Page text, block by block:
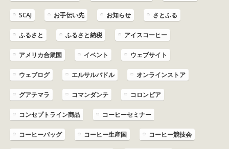
SCAJ お手伝い先 お知らせ さとふる
ふるさと ふるさと納税 アイスコーヒー
アメリカ合衆国 イベント ウェブサイト
ウェブログ エルサルバドル オンラインストア
グアテマラ コマンダンテ コロンビア
コンセプトライン商品 コーヒーセミナー
コーヒーバッグ コーヒー生産国 コーヒー競技会